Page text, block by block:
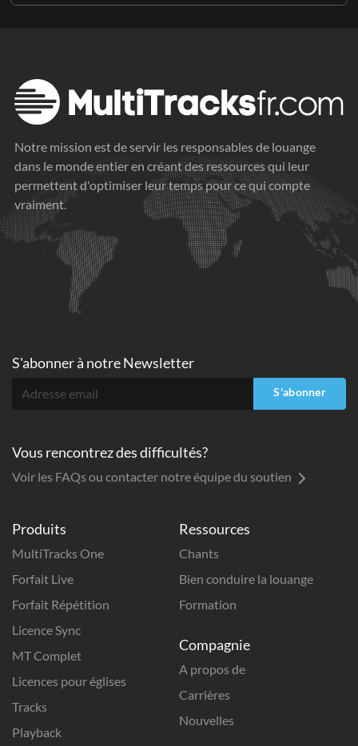
Notre mission est de servir les responsables de louange
dans le monde entier en créant des ressources qui leur
permettent d'optimiser leur temps pour ce qui compte
vraiment.
Produits
MultiTracks One
Forfait Live
Forfait Répétition
Licence Sync
MT Complet
Licences pour églises
Tracks
Playback
Ressources
Chants
Bien conduire la louange
Formation
Compagnie
A propos de
Carrières
Nouvelles
S'abonner à notre Newsletter
S'abonner
Vous rencontrez des difficultés?
Voir les FAQs ou contacter notre équipe du soutien